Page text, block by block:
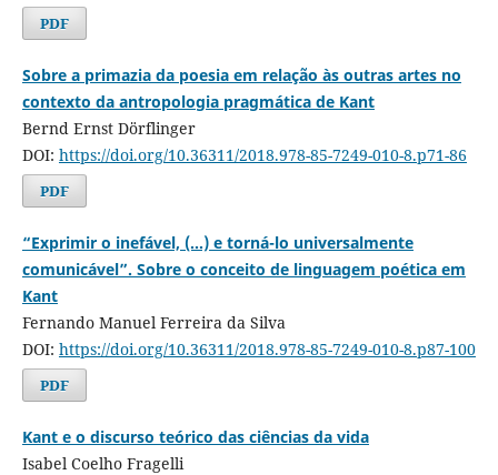
PDF
Sobre a primazia da poesia em relação às outras artes no
contexto da antropologia pragmática de Kant
Bernd Ernst Dörflinger
DOI: https://doi.org/10.36311/2018.978-85-7249-010-8.p71-86
PDF
“Exprimir o inefável, (...) e torná-lo universalmente
comunicável”. Sobre o conceito de linguagem poética em
Kant
Fernando Manuel Ferreira da Silva
DOI: https://doi.org/10.36311/2018.978-85-7249-010-8.p87-100
PDF
Kant e o discurso teórico das ciências da vida
Isabel Coelho Fragelli